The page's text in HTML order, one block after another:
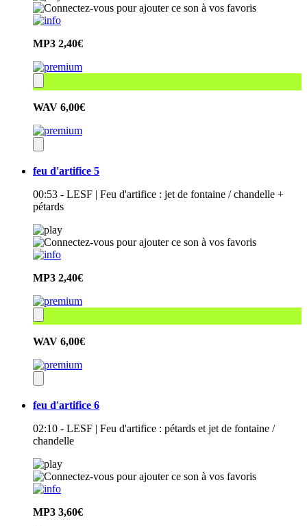
MP3 2,40€
WAV 6,00€
feu d'artifice 5
00:53 - LESF | Feu d'artifice : jet de fontaine / chandelle +
pétards
MP3 2,40€
WAV 6,00€
feu d'artifice 6
02:10 - LESF | Feu d'artifice : pétards et jet de fontaine /
chandelle
MP3 3,60€